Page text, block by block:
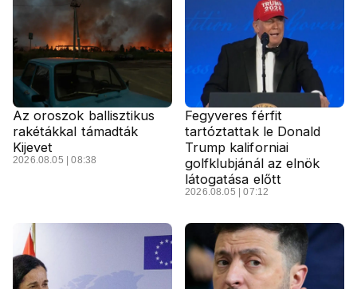
Az oroszok ballisztikus
rakétákkal támadták
Kijevet
2026.08.05 | 08:38
Fegyveres férfit
tartóztattak le Donald
Trump kaliforniai
golfklubjánál az elnök
látogatása előtt
2026.08.05 | 07:12